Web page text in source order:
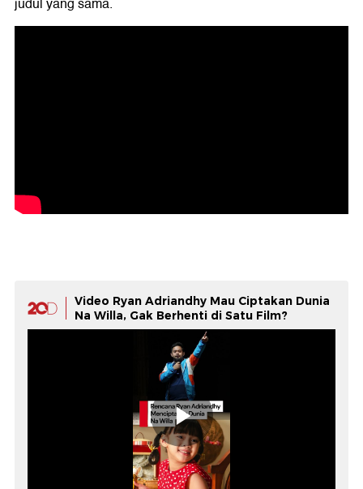
Video Ryan Adriandhy Mau Ciptakan Dunia
Na Willa, Gak Berhenti di Satu Film?